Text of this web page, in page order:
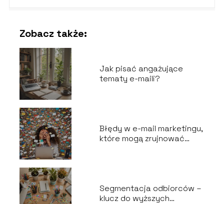
Zobacz także:
Jak pisać angażujące
tematy e-maili?
Błędy w e-mail marketingu,
które mogą zrujnować
Segmentacja odbiorców –
klucz do wyższych